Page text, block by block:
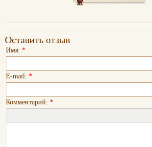
Оставить отзыв
Имя: *
E-mail: *
Комментарий: *